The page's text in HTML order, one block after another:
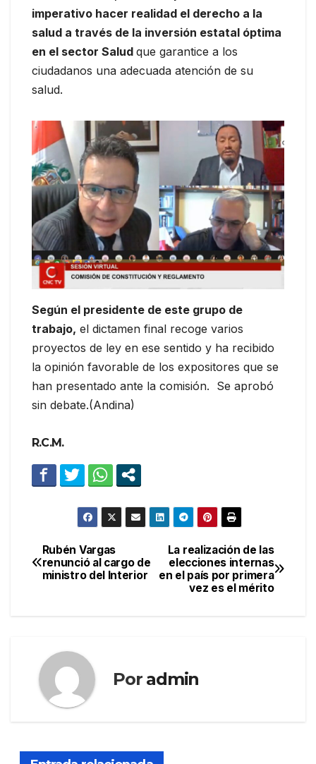
imperativo hacer realidad el derecho a la
salud a través de la inversión estatal óptima
en el sector Salud que garantice a los
ciudadanos una adecuada atención de su
salud.
Según el presidente de este grupo de
trabajo, el dictamen final recoge varios
proyectos de ley en ese sentido y ha recibido
la opinión favorable de los expositores que se
han presentado ante la comisión. Se aprobó
sin debate.(Andina)
R.C.M.
Navegación
de
La realización de las
elecciones internas
en el país por primera
vez es el mérito
Rubén Vargas
renunció al cargo de
ministro del Interior
Por admin